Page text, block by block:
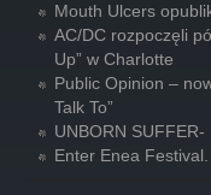
Mouth Ulcers
AC/DC rozpoczęli
Up” w Charlotte
Public Opinion –
Talk To”
UNBORN
Enter Enea